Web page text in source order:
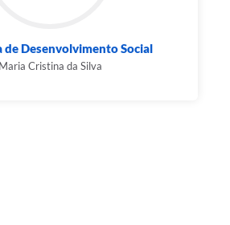
de Desenvolvimento Social
Maria Cristina da Silva